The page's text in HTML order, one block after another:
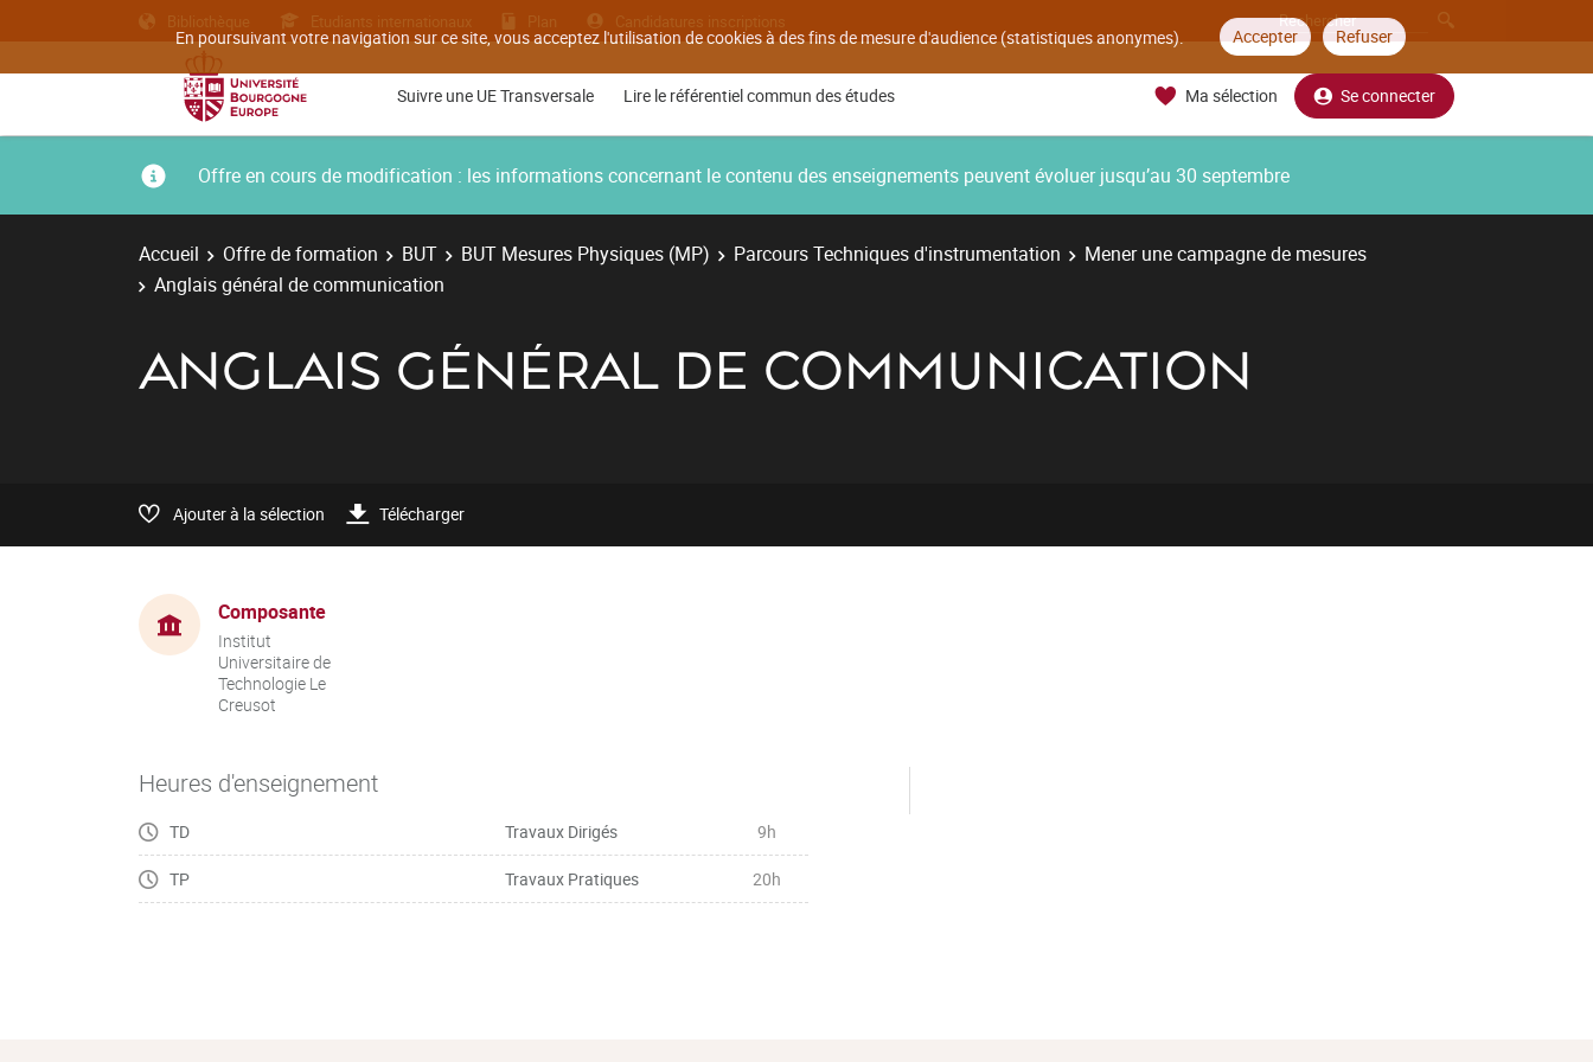
En poursuivant votre navigation sur ce site, vous acceptez l'utilisation de cookies à des fins de mesure d'audience (statistiques anonymes). Accepter Refuser
Bibliothèque Etudiants internationaux Plan Candidatures inscriptions
Suivre une UE Transversale Lire le référentiel commun des études Ma sélection Se connecter
Offre en cours de modification : les informations concernant le contenu des enseignements peuvent évoluer jusqu’au 30 septembre
Accueil Offre de formation BUT BUT Mesures Physiques (MP) Parcours Techniques d'instrumentation
Mener une campagne de mesures
Anglais général de communication
ANGLAIS GÉNÉRAL DE COMMUNICATION
Ajouter à la sélection Télécharger
Composante
Institut
Universitaire de
Technologie Le
Creusot
Heures d'enseignement
TD Travaux Dirigés 9h
TP Travaux Pratiques 20h